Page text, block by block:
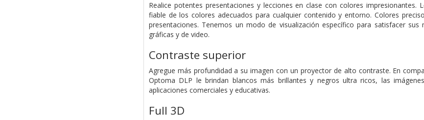
Realice potentes presentaciones y lecciones en clase con colores
fiable de los colores adecuados para cualquier contenido y entorno. Colores
presentaciones. Tenemos un modo de visualización específico para satisfacer
gráficas y de video.
Contraste superior
Agregue más profundidad a su imagen con un proyector de alto contraste. En
Optoma DLP le brindan blancos más brillantes y negros ultra ricos, las
aplicaciones comerciales y educativas.
Full 3D